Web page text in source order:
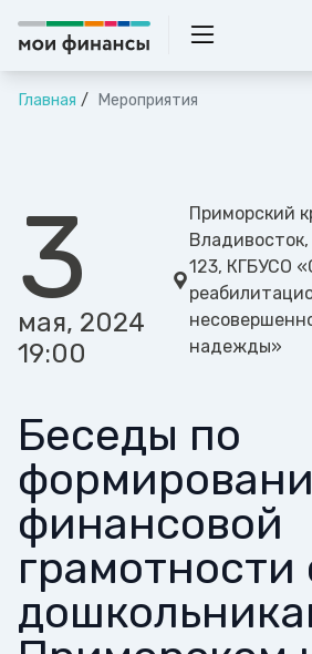
Главная Мероприятия
3
мая, 2024
19:00
Приморский
Владивосток,
123, КГБУСО
надежды»
Беседы по
финансовой
грамотности